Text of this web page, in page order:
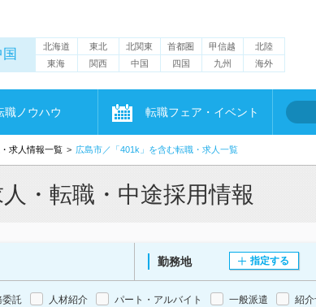
北海道 東北 北関東 首都圏 甲信越
北陸
東海
関西 中国 四国 九州 海外
職ノウハウ 転職フェア・イベント
求人情報一覧 広島市／「401k」を含む転職・求人一覧
・転職・中途採用情報
勤務地 指定する
委託 人材紹介 パート・アルバイト 一般派遣 紹